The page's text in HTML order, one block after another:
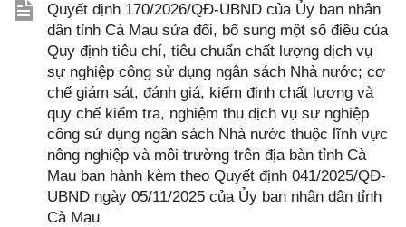
Quyết định 170/2026/QĐ-UBND của Ủy ban nhân
dân tỉnh Cà Mau sửa đổi, bổ sung một số điều của
Quy định tiêu chí, tiêu chuẩn chất lượng dịch vụ
sự nghiệp công sử dụng ngân sách Nhà nước; cơ
chế giám sát, đánh giá, kiểm định chất lượng và
quy chế kiểm tra, nghiệm thu dịch vụ sự nghiệp
công sử dụng ngân sách Nhà nước thuộc lĩnh vực
nông nghiệp và môi trường trên địa bàn tỉnh Cà
Mau ban hành kèm theo Quyết định 041/2025/QĐ-
UBND ngày 05/11/2025 của Ủy ban nhân dân tỉnh
Cà Mau